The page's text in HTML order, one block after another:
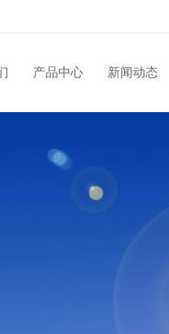
产品中心 新闻动态